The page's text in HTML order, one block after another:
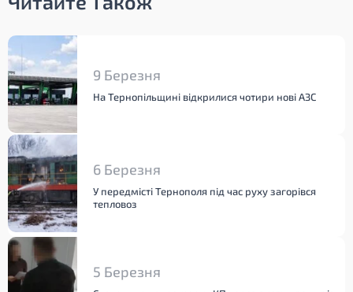
9 Березня
На Тернопільщині відкрилися чотири нові АЗС
6 Березня
У передмісті Тернополя під час руху загорівся
тепловоз
5 Березня